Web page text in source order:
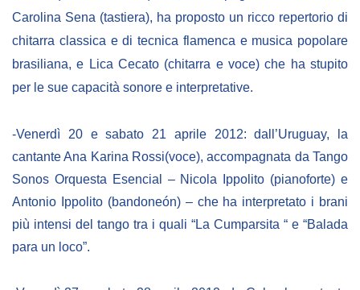
Carolina Sena (tastiera), ha proposto un ricco repertorio di
chitarra classica e di tecnica flamenca e musica popolare
brasiliana, e Lica Cecato (chitarra e voce) che ha stupito
per le sue capacità sonore e interpretative.
-Venerdì 20 e sabato 21 aprile 2012: dall’Uruguay, la
cantante Ana Karina Rossi(voce), accompagnata da Tango
Sonos Orquesta Esencial – Nicola
ppolito (pianoforte) e
Antonio
ppolito (bandoneón) – che ha interpretato i brani
più intensi del tango tra i quali “La Cumparsita “ e “Balada
para un loco”.